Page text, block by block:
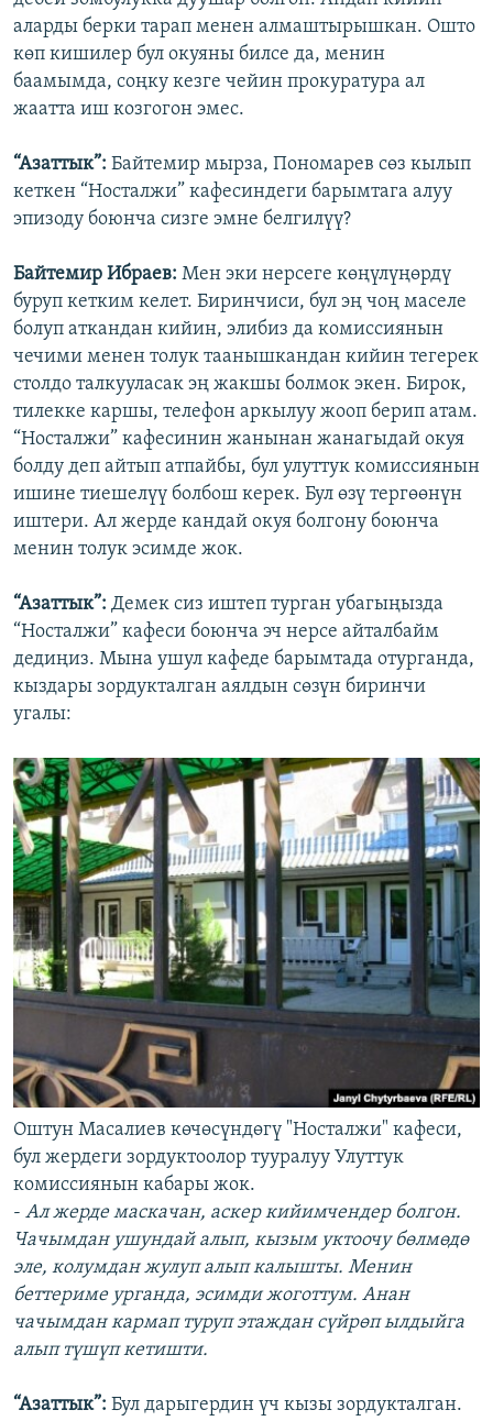
аларды берки тарап менен алмаштырышкан. Ошто
көп кишилер бул окуяны билсе да, менин
баамымда, соңку кезге чейин прокуратура ал
жаатта иш козгогон эмес.
“Азаттык”: Байтемир мырза, Пономарев сөз кылып
кеткен “Носталжи” кафесиндеги барымтага алуу
эпизоду боюнча сизге эмне белгилүү?
Байтемир Ибраев: Мен эки нерсеге көңүлүңөрдү
буруп кетким келет. Биринчиси, бул эң чоң маселе
болуп аткандан кийин, элибиз да комиссиянын
чечими менен толук таанышкандан кийин тегерек
столдо талкууласак эң жакшы болмок экен. Бирок,
тилекке каршы, телефон аркылуу жооп берип атам.
“Носталжи” кафесинин жанынан жанагыдай окуя
болду деп айтып атпайбы, бул улуттук комиссиянын
ишине тиешелүү болбош керек. Бул өзү тергөөнүн
иштери. Ал жерде кандай окуя болгону боюнча
менин толук эсимде жок.
“Азаттык”: Демек сиз иштеп турган убагыңызда
“Носталжи” кафеси боюнча эч нерсе айталбайм
дедиңиз. Мына ушул кафеде барымтада отурганда,
кыздары зордукталган аялдын сөзүн биринчи
угалы:
Оштун Масалиев көчөсүндөгү "Носталжи" кафеси,
бул жердеги зордуктоолор тууралуу Улуттук
комиссиянын кабары жок.
- Ал жерде маскачан, аскер кийимчендер болгон.
Чачымдан ушундай алып, кызым уктоочу бөлмөдө
эле, колумдан жулуп алып калышты. Менин
беттериме урганда, эсимди жоготтум. Анан
чачымдан кармап туруп этаждан сүйрөп ылдыйга
алып түшүп кетишти.
“Азаттык”: Бул дарыгердин үч кызы зордукталган.